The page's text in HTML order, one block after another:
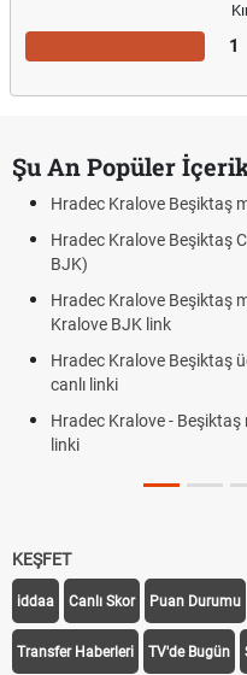
1
Şu An Popüler
Hradec Kralove Beşiktaş
Hradec Kralove Beşiktaş
BJK)
Hradec Kralove Beşiktaş
Kralove BJK link
Hradec Kralove Beşiktaş
canlı linki
Hradec Kralove - Beşiktaş
linki
KEŞFET
iddaa Canlı Skor Puan Durumu
Transfer Haberleri TV'de Bugün